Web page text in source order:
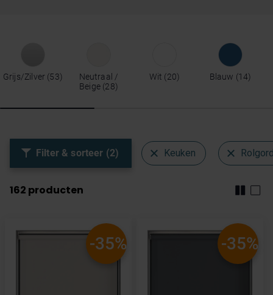
Grijs/Zilver 53
Neutraal /
Beige 28
Wit 20 Blauw 14
162 producten
Filter & sorteer (2) Keuken
-35% -35%